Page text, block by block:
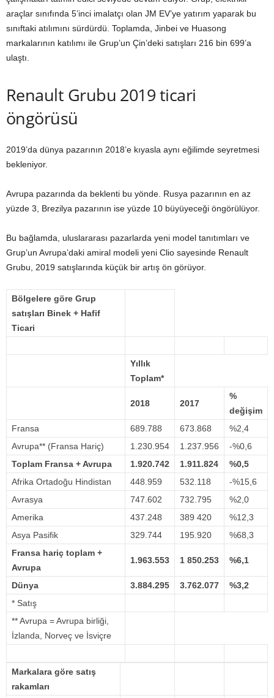
araçlar sınıfında 5’inci imalatçı olan JM EV’ye yatırım yaparak bu
sınıftaki atılımını sürdürdü. Toplamda, Jinbei ve Huasong
markalarının katılımı ile Grup’un Çin’deki satışları 216 bin 699’a
ulaştı.
Renault Grubu 2019 ticari
öngörüsü
2019’da dünya pazarının 2018’e kıyasla aynı eğilimde seyretmesi
bekleniyor.
Avrupa pazarında da beklenti bu yönde. Rusya pazarının en az
yüzde 3, Brezilya pazarının ise yüzde 10 büyüyeceği öngörülüyor.
Bu bağlamda, uluslararası pazarlarda yeni model tanıtımları ve
Grup’un Avrupa’daki amiral modeli yeni Clio sayesinde Renault
Grubu, 2019 satışlarında küçük bir artış ön görüyor.
Bölgelere göre Grup
satışları Binek + Hafif
Ticari
Yıllık
Toplam*
2018 2017
%
değişim
Fransa
689.788 673.868
%2,4
Avrupa** (Fransa Hariç)
1.230.954 1.237.956
-%0,6
Toplam Fransa + Avrupa
1.920.742 1.911.824
%0,5
Afrika Ortadoğu Hindistan
448.959 532.118
-%15,6
Avrasya
747.602 732.795
%2,0
Amerika
437.248 389 420
%12,3
Asya Pasifik
329.744 195.920
%68,3
Fransa hariç toplam +
Avrupa
1.963.553 1 850.253 %6,1
Dünya 3.884.295 3.762.077
%3,2
* Satış
** Avrupa = Avrupa birliği,
İzlanda, Norveç ve İsviçre
Markalara göre satış
rakamları